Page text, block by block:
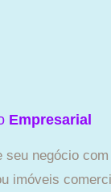
Empresarial
seu negócio
imóveis